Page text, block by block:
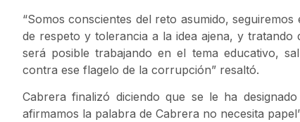
“Somos conscientes del reto asumido,
de respeto y tolerancia a la idea ajena, y
será posible trabajando en el tema educativo,
contra ese flagelo de la corrupción” resaltó.
Cabrera finalizó diciendo que se le ha
afirmamos la palabra de Cabrera no necesita